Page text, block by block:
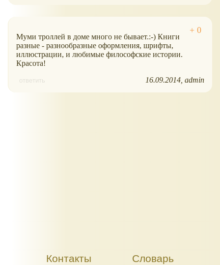
Муми троллей в доме много не бывает.:-) Книги
разные - разнообразные оформления, шрифты,
иллюстрации, и любимые философские истории.
Красота!
ответить 16.09.2014 admin
Контакты Словарь